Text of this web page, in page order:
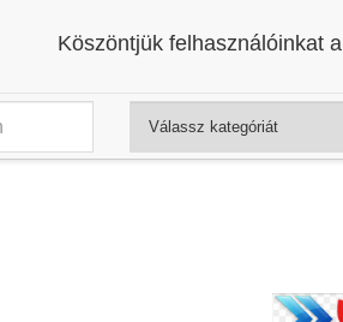
Köszöntjük felhasználóinkat